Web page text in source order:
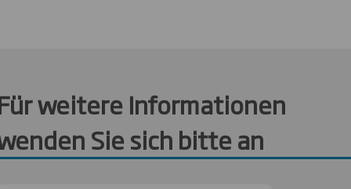
weitere Informationen
Sie sich bitte an